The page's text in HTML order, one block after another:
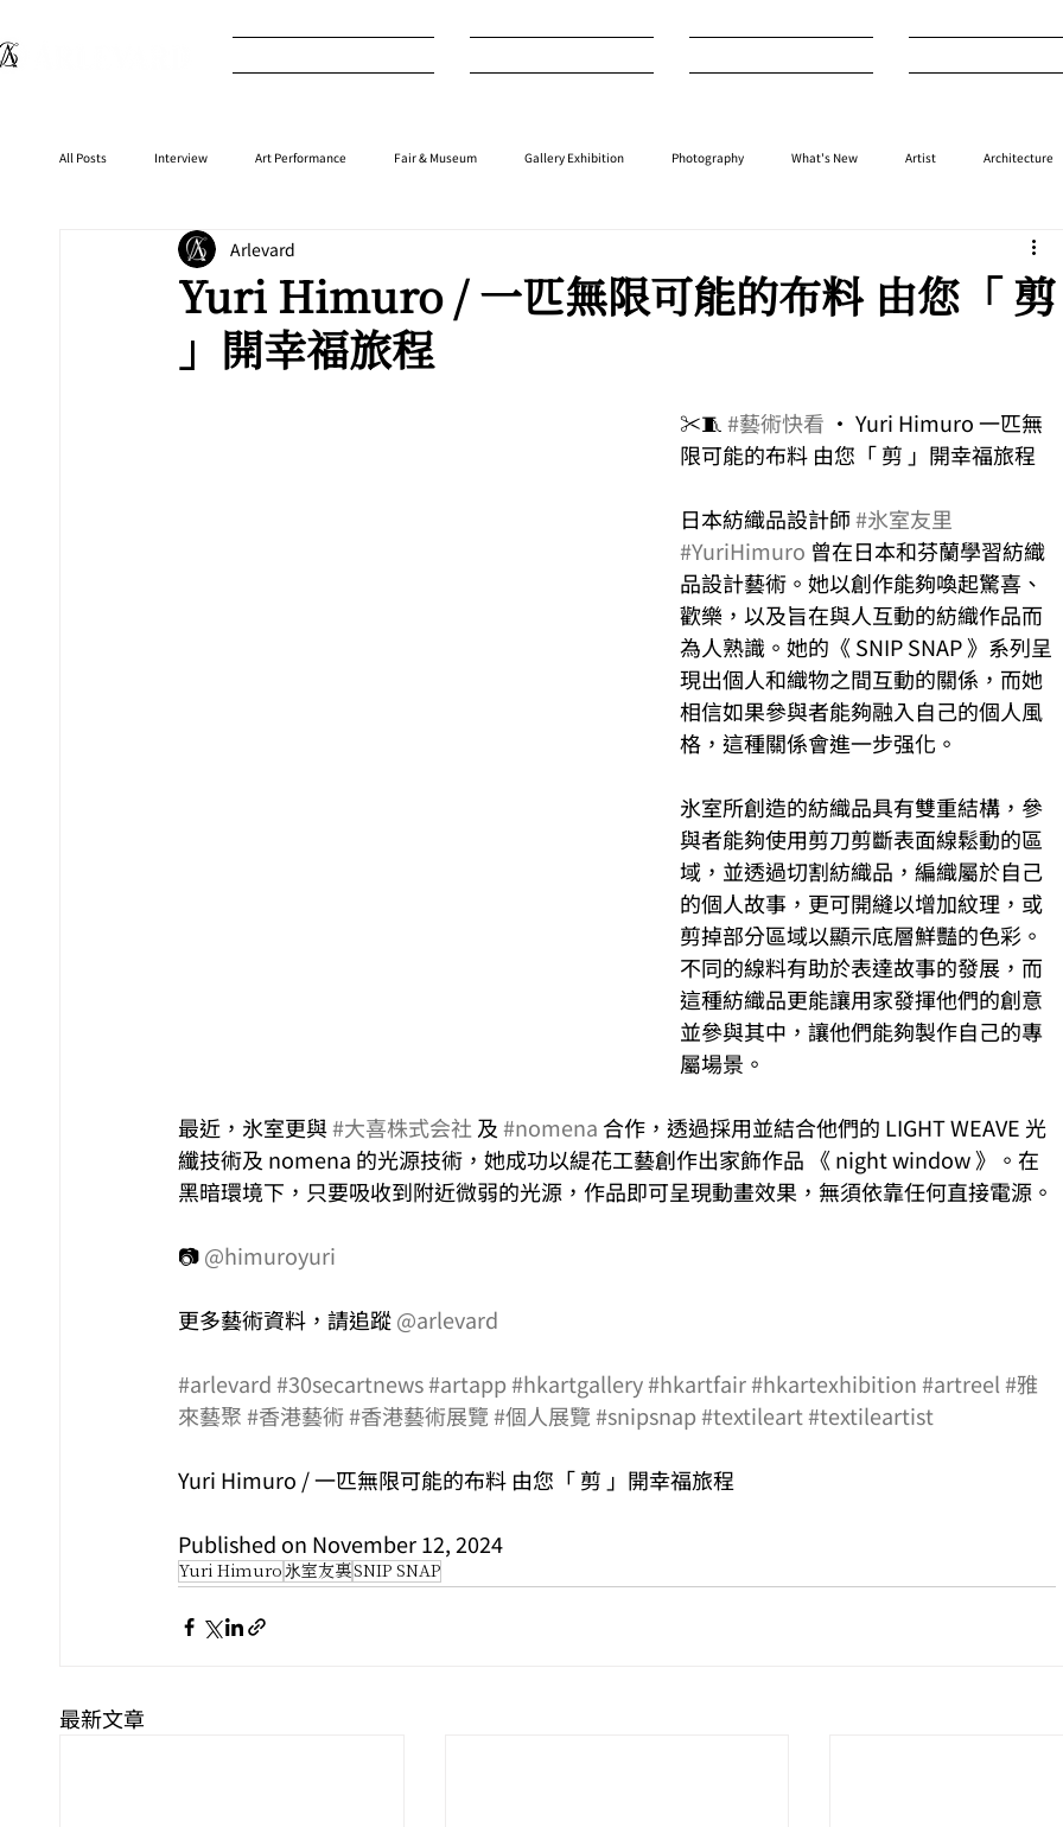
All Posts Interview Art Performance Fair & Museum Gallery Exhibition Photography What's New Artist Architecture
⁠⁠Product Anime Auction
Yuri Himuro / 一匹無限可能的布料 由您「 剪
」開幸福旅程
Arlevard
✂️🧵 #藝術快看 • Yuri Himuro 一匹無
限可能的布料 由您「 剪 」開幸福旅程
日本紡織品設計師 #氷室友里
#YuriHimuro 曾在日本和芬蘭學習紡織
品設計藝術。她以創作能夠喚起驚喜、
歡樂，以及旨在與人互動的紡織作品而
為人熟識。她的《 SNIP SNAP 》系列呈
現出個人和織物之間互動的關係，而她
相信如果參與者能夠融入自己的個人風
格，這種關係會進一步强化。
氷室所創造的紡織品具有雙重結構，參
與者能夠使用剪刀剪斷表面線鬆動的區
域，並透過切割紡織品，編織屬於自己
的個人故事，更可開縫以增加紋理，或
剪掉部分區域以顯示底層鮮豔的色彩。
不同的線料有助於表達故事的發展，而
這種紡織品更能讓用家發揮他們的創意
並參與其中，讓他們能夠製作自己的專
屬場景。
最近，氷室更與 #大喜株式会社 及 #nomena 合作，透過採用並結合他們的 LIGHT WEAVE 光
纖技術及 nomena 的光源技術，她成功以緹花工藝創作出家飾作品 《 night window 》。在
黑暗環境下，只要吸收到附近微弱的光源，作品即可呈現動畫效果，無須依靠任何直接電源。
📷 @himuroyuri
更多藝術資料，請追蹤 @arlevard
#arlevard#30secartnews#artapp#hkartgallery#hkartfair#hkartexhibition#artreel#雅
來藝聚#香港藝術#香港藝術展覽#個人展覽#snipsnap#textileart#textileartist
Yuri Himuro / 一匹無限可能的布料 由您「 剪 」開幸福旅程
Published on November 12, 2024
Yuri Himuro 氷室友里SNIP SNAP
最新文章